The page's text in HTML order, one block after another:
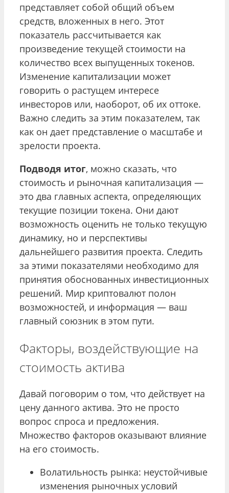
представляет собой общий объем
средств, вложенных в него. Этот
показатель рассчитывается как
произведение текущей стоимости на
количество всех выпущенных токенов.
Изменение капитализации может
говорить о растущем интересе
инвесторов или, наоборот, об их оттоке.
Важно следить за этим показателем, так
как он дает представление о масштабе и
зрелости проекта.
Подводя итог, можно сказать, что
стоимость и рыночная капитализация —
это два главных аспекта, определяющих
текущие позиции токена. Они дают
возможность оценить не только текущую
динамику, но и перспективы
дальнейшего развития проекта. Следить
за этими показателями необходимо для
принятия обоснованных инвестиционных
решений. Мир криптовалют полон
возможностей, и информация — ваш
главный союзник в этом пути.
Факторы, воздействующие на
стоимость актива
Давай поговорим о том, что действует на
цену данного актива. Это не просто
вопрос спроса и предложения.
Множество факторов оказывают влияние
на его стоимость.
Волатильность рынка: неустойчивые
изменения рыночных условий